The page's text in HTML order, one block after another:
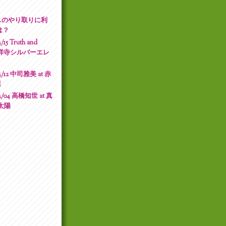
やり取りに利
15 Truth and
寺シルバーエレ
中司雅美 at 赤
04 高橋知世 at 真
陽